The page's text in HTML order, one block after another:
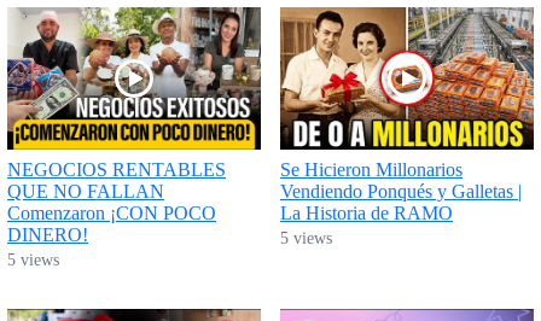
NEGOCIOS RENTABLES
QUE NO FALLAN
Comenzaron ¡CON POCO
DINERO!
5 views
Se Hicieron Millonarios
Vendiendo Ponqués y Galletas |
La Historia de RAMO
5 views